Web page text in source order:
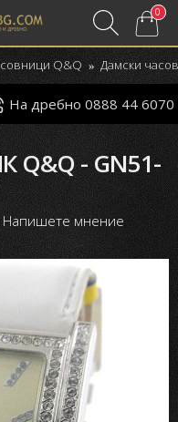
0
Q&Q Дамски
На дребно 0888 44 6070
- GN51-
Напишете мнение